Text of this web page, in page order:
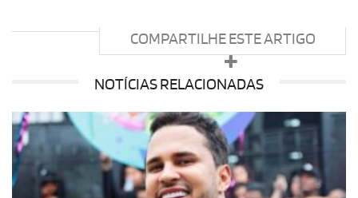
COMPARTILHE ESTE ARTIGO
NOTÍCIAS RELACIONADAS